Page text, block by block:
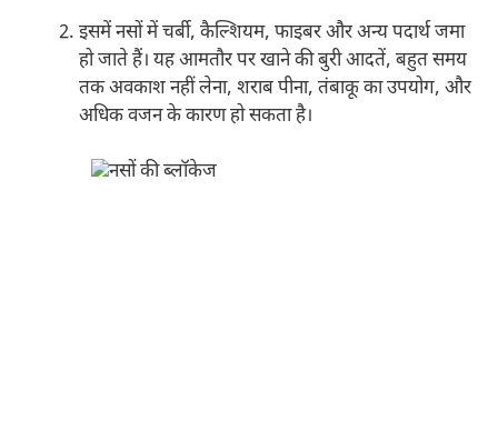
इसमें नसों में चर्बी, कैल्शियम, फाइबर और अन्य पदार्थ जमा
हो जाते हैं। यह आमतौर पर खाने की बुरी आदतें, बहुत समय
तक अवकाश नहीं लेना, शराब पीना, तंबाकू का उपयोग, और
अधिक वजन के कारण हो सकता है।